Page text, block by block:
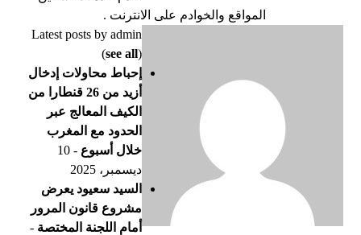
المواقع والخوادم على الانترنت .
Latest posts by admin
(see all)
إحباط محاولات إدخال
أزيد من 26 قنطارا من
الكيف المعالج عبر
الحدود مع المغرب
خلال أسبوع
- 10
ديسمبر، 2025
السيد سعيود يعرض
مشروع قانون المرور
أمام اللجنة المختصة -